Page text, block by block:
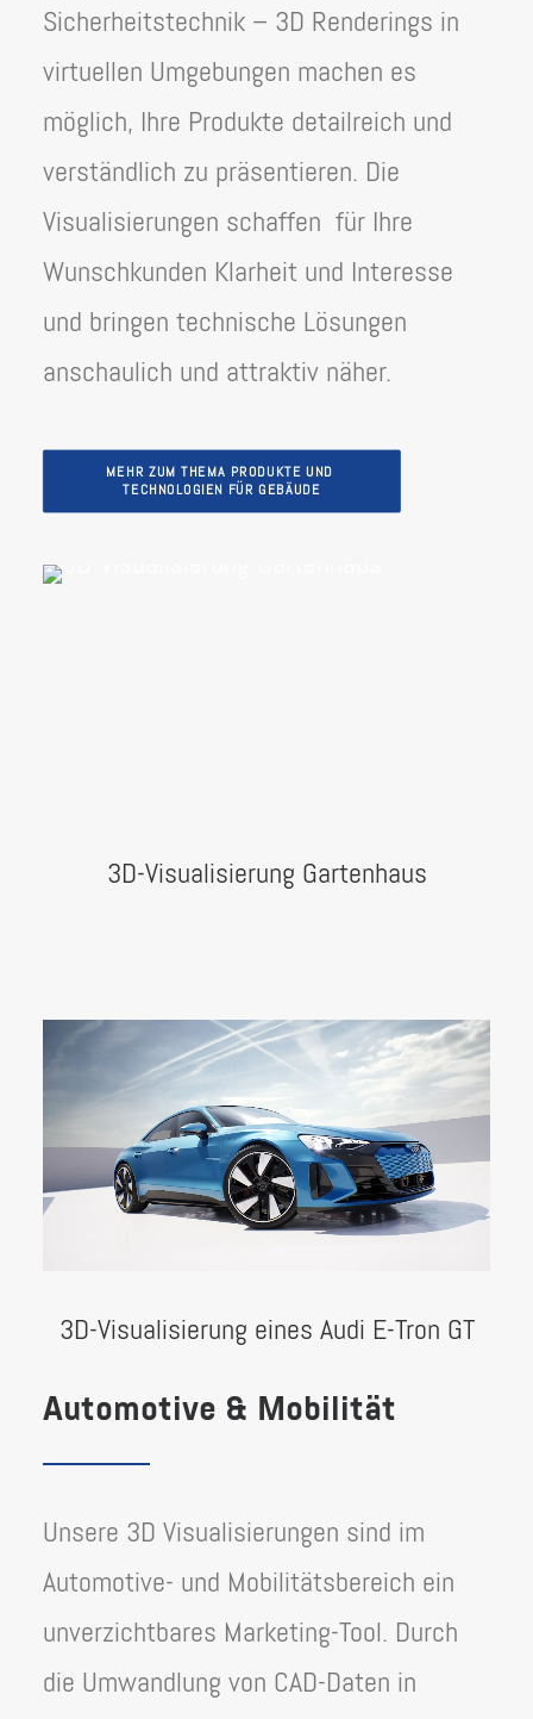
Sicherheitstechnik – 3D Renderings in
virtuellen Umgebungen machen es
möglich, Ihre Produkte detailreich und
verständlich zu präsentieren. Die
Visualisierungen schaffen für Ihre
Wunschkunden Klarheit und Interesse
und bringen technische Lösungen
anschaulich und attraktiv näher.
MEHR ZUM THEMA PRODUKTE UND
TECHNOLOGIEN FÜR GEBÄUDE
3D-Visualisierung Gartenhaus
3D-Visualisierung eines Audi E-Tron GT
Automotive & Mobilität
Unsere 3D Visualisierungen sind im
Automotive- und Mobilitätsbereich ein
unverzichtbares Marketing-Tool. Durch
die Umwandlung von CAD-Daten in